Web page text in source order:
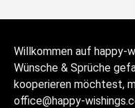
Willkommen auf happy-
Wünsche & Sprüche
kooperieren möchtest,
office@happy-